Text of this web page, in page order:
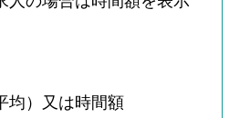
均）又は時間額